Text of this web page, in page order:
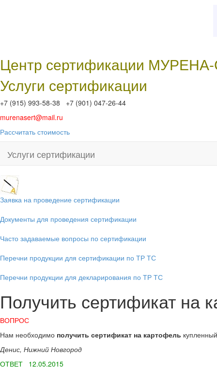
Центр сертификации
Услуги сертификации
+7 (915) 993-58-38 +7 (901) 047-26-44
murenasert@mail.ru
Рассчитать стоимость
Услуги сертификации
Заявка на проведение сертификации
Документы для проведения сертификации
Часто задаваемые вопросы по сертификации
Перечни продукции для сертификации по ТР ТС
Перечни продукции для декларирования по ТР ТС
Получить сертификат на
ВОПРОС
Нам необходимо получить сертификат на картофель
Денис, Нижний Новгород
ОТВЕТ 12.05.2015